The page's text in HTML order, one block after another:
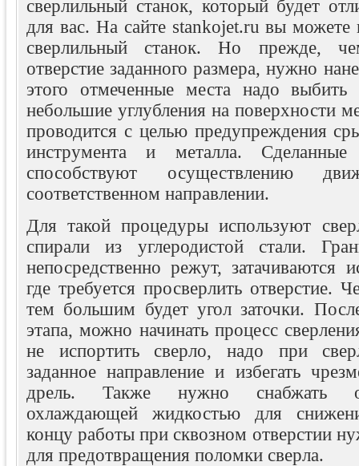
сверлильный станок, который будет
для вас. На сайте stankojet.ru вы можете
сверлильный станок. Но прежде,
отверстие заданного размера, нужно
этого отмеченные места надо
небольшие углубления на поверхности
проводится с целью предупреждения
инструмента и металла. Сделанные
способствуют осуществлению
соответственном направлении.
Для такой процедуры используют
спирали из углеродистой стали.
непосредственно режут, затачиваются
где требуется просверлить отверстие.
тем большим будет угол заточки.
этапа, можно начинать процесс
не испортить сверло, надо при
заданное направление и избегать
дрель. Также нужно снабжать
охлаждающей жидкостью для
концу работы при сквозном отверстии
для предотвращения поломки сверла.